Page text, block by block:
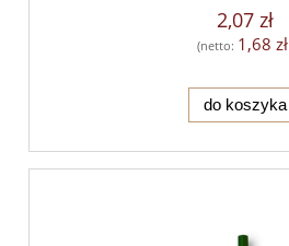
2,07 zł
(netto: 1,68 zł
do koszyka